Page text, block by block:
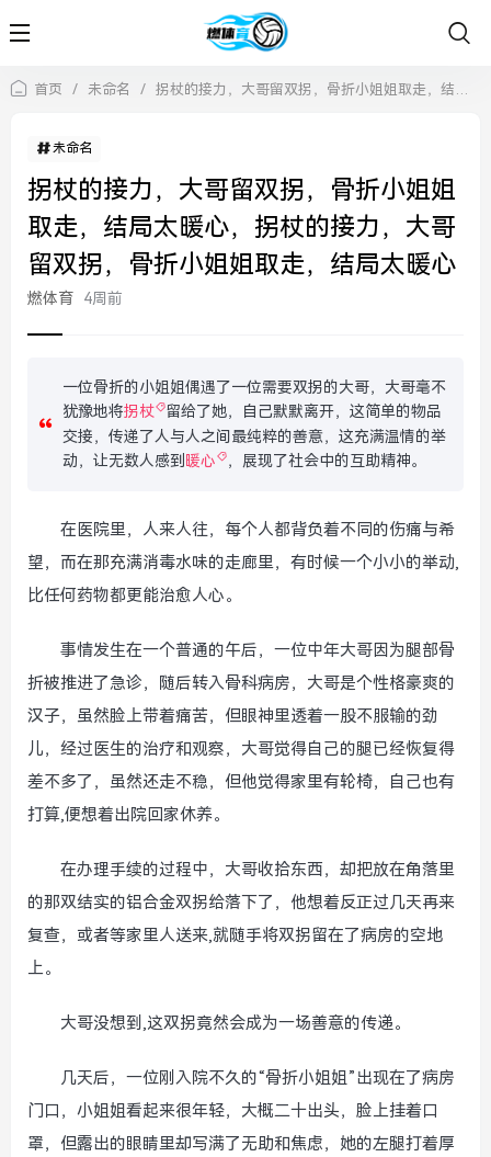
首页 / 未命名 / 拐杖的接力，大哥留双拐，骨折小姐姐取走，结局太暖心，拐杖的接力，大哥留双拐，骨折小姐姐取走，结局太暖心
未命名
拐杖的接力，大哥留双拐，骨折小姐姐
取走，结局太暖心，拐杖的接力，大哥
留双拐，骨折小姐姐取走，结局太暖心
燃体育 4周前
一位骨折的小姐姐偶遇了一位需要双拐的大哥，大哥毫不
犹豫地将拐杖
留给了她，自己默默离开，这简单的物品
交接，传递了人与人之间最纯粹的善意，这充满温情的举
动，让无数人感到 暖心 ，展现了社会中的互助精神。
在医院里，人来人往，每个人都背负着不同的伤痛与希
望，而在那充满消毒水味的走廊里，有时候一个小小的举动,
比任何药物都更能治愈人心。
事情发生在一个普通的午后，一位中年大哥因为腿部骨
折被推进了急诊，随后转入骨科病房，大哥是个性格豪爽的
汉子，虽然脸上带着痛苦，但眼神里透着一股不服输的劲
儿，经过医生的治疗和观察，大哥觉得自己的腿已经恢复得
差不多了，虽然还走不稳，但他觉得家里有轮椅，自己也有
打算,便想着出院回家休养。
在办理手续的过程中，大哥收拾东西，却把放在角落里
的那双结实的铝合金双拐给落下了，他想着反正过几天再来
复查，或者等家里人送来,就随手将双拐留在了病房的空地
上。
大哥没想到,这双拐竟然会成为一场善意的传递。
几天后，一位刚入院不久的“骨折小姐姐”出现在了病房
门口，小姐姐看起来很年轻，大概二十出头，脸上挂着口
罩，但露出的眼睛里却写满了无助和焦虑，她的左腿打着厚